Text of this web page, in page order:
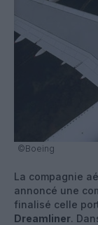
©Boeing
La compagnie
annoncé une
finalisé celle
Dreamliner.